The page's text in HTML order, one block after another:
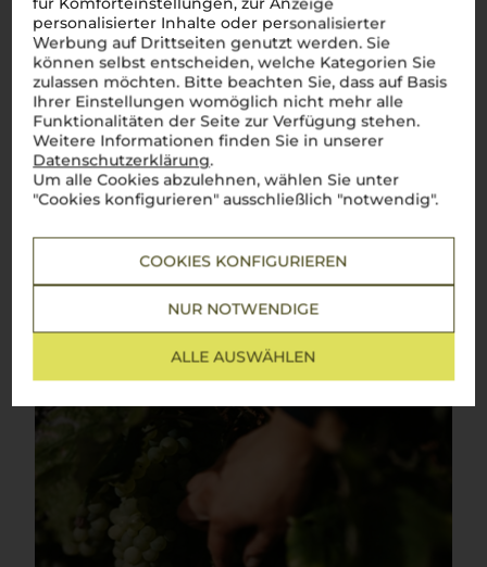
personalisierter Inhalte oder personalisierter
Werbung auf Drittseiten genutzt werden. Sie
können selbst entscheiden, welche Kategorien Sie
zulassen möchten. Bitte beachten Sie, dass auf Basis
Ihrer Einstellungen womöglich nicht mehr alle
Funktionalitäten der Seite zur Verfügung stehen.
Weitere Informationen finden Sie in unserer
Datenschutzerklärung.
Um alle Cookies abzulehnen, wählen Sie unter
"Cookies konfigurieren" ausschließlich "notwendig".
COOKIES KONFIGURIEREN
NUR NOTWENDIGE
ALLE AUSWÄHLEN
Sauvignon Blanc
Lebendig, elegant und frisch – ein italienischer Klassiker, der
begeistert
Der Sauvignon Blanchat in den sonnigen Weinbergen
Italiens eine ganz besondere Heimat gefunden. Diese
weltweit geschätzte Rebsorte entfaltet hier ihre ganze Frische
und Eleganz, mit lebendigen Aromen von Zitrusfrüchten und
grünen Noten, begleitet von einer angenehmen Säure. Ob zu
einem leichtenAntipasto, frischenfrutti di mareoder einfach
Leichtigkeit und die Finesse Italiens direkt ins Glas. Ein Wein,
der das italienische Lebensgefühl in jedem Schluck spürbar
Mehr Weine der Rebsorte Sauvignon Blanc